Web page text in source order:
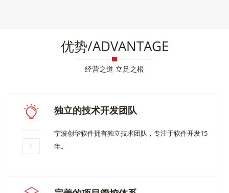
优势/ADVANTAGE
经营之道 立足之根
独立的技术开发团队
宁波创华软件拥有独立技术团队，专注于软件开发15
年。